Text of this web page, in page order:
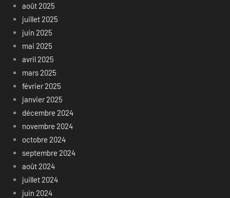
août 2025
juillet 2025
juin 2025
mai 2025
avril 2025
mars 2025
février 2025
janvier 2025
décembre 2024
novembre 2024
octobre 2024
septembre 2024
août 2024
juillet 2024
juin 2024